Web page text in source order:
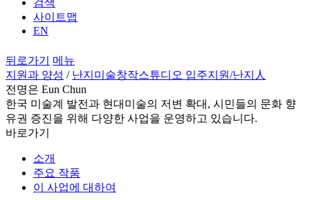
사이트맵
EN
뒤로가기
메뉴
지원과 양성 / 난지미술창작스튜디오 입주지원/난지人
전명은 Eun Chun
한국 미술계 발전과 현대미술의 저변 확대, 시민들의 문화 향
유권 증진을 위해 다양한 사업을 운영하고 있습니다.
바로가기
소개
주요 작품
이 사업에 대하여